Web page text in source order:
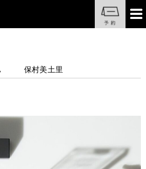
保村美土里